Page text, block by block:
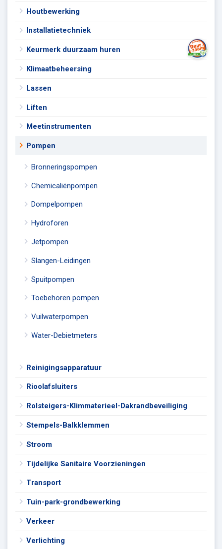
Houtbewerking
Installatietechniek
Keurmerk duurzaam huren
Klimaatbeheersing
Lassen
Liften
Meetinstrumenten
Pompen
Bronneringspompen
Chemicaliënpompen
Dompelpompen
Hydroforen
Jetpompen
Slangen-Leidingen
Spuitpompen
Toebehoren pompen
Vuilwaterpompen
Water-Debietmeters
Reinigingsapparatuur
Rioolafsluiters
Rolsteigers-Klimmaterieel-Dakrandbeveiliging
Stempels-Balkklemmen
Stroom
Tijdelijke Sanitaire Voorzieningen
Transport
Tuin-park-grondbewerking
Verkeer
Verlichting